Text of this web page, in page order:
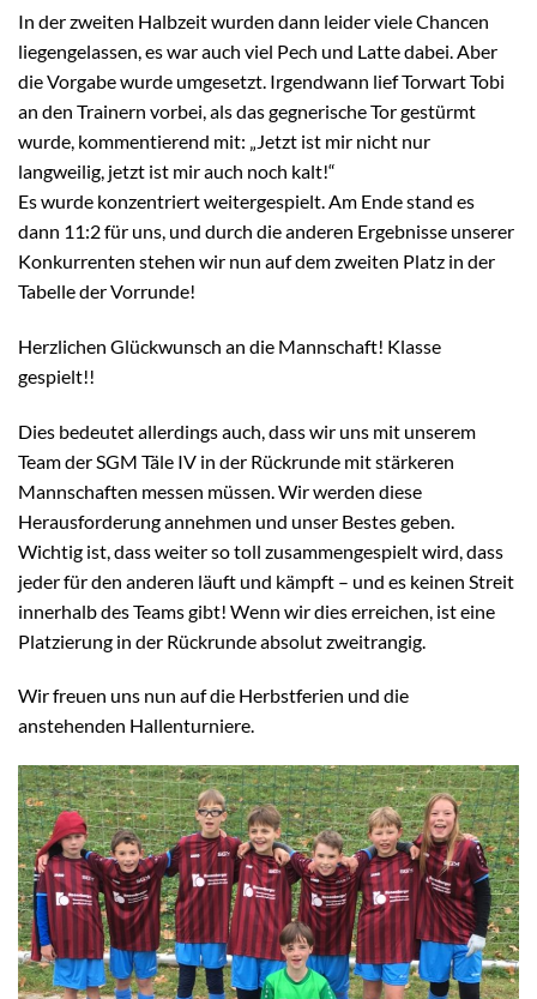
In der zweiten Halbzeit wurden dann leider viele Chancen
liegengelassen, es war auch viel Pech und Latte dabei. Aber
die Vorgabe wurde umgesetzt. Irgendwann lief Torwart Tobi
an den Trainern vorbei, als das gegnerische Tor gestürmt
wurde, kommentierend mit: „Jetzt ist mir nicht nur
langweilig, jetzt ist mir auch noch kalt!“
Es wurde konzentriert weitergespielt. Am Ende stand es
dann 11:2 für uns, und durch die anderen Ergebnisse unserer
Konkurrenten stehen wir nun auf dem zweiten Platz in der
Tabelle der Vorrunde!
Herzlichen Glückwunsch an die Mannschaft! Klasse
gespielt!!
Dies bedeutet allerdings auch, dass wir uns mit unserem
Team der SGM Täle IV in der Rückrunde mit stärkeren
Mannschaften messen müssen. Wir werden diese
Herausforderung annehmen und unser Bestes geben.
Wichtig ist, dass weiter so toll zusammengespielt wird, dass
jeder für den anderen läuft und kämpft – und es keinen Streit
innerhalb des Teams gibt! Wenn wir dies erreichen, ist eine
Platzierung in der Rückrunde absolut zweitrangig.
Wir freuen uns nun auf die Herbstferien und die
anstehenden Hallenturniere.